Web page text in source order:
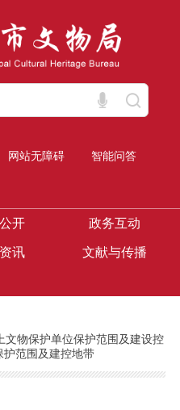
网站无障碍 智能问答
开 政务互动
讯 文献与传播
文物保护单位保护范围及建设控
范围及建控地带